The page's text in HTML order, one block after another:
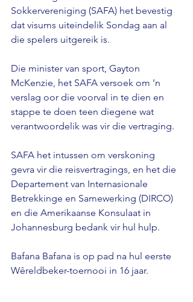
Sokkervereniging (SAFA) het bevestig
dat visums uiteindelik Sondag aan al
die spelers uitgereik is.
Die minister van sport, Gayton
McKenzie, het SAFA versoek om ’n
verslag oor die voorval in te dien en
stappe te doen teen diegene wat
verantwoordelik was vir die vertraging.
SAFA het intussen om verskoning
gevra vir die reisvertragings, en het die
Departement van Internasionale
Betrekkinge en Samewerking (DIRCO)
en die Amerikaanse Konsulaat in
Johannesburg bedank vir hul hulp.
Bafana Bafana is op pad na hul eerste
Wêreldbeker-toernooi in 16 jaar.